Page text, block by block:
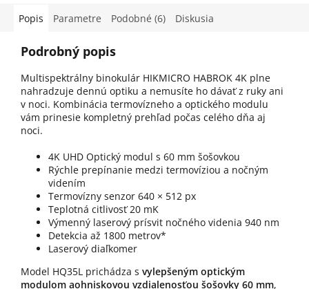
Popis Parametre Podobné (6) Diskusia
Podrobný popis
Multispektrálny binokulár HIKMICRO HABROK 4K plne
nahradzuje dennú optiku a nemusíte ho dávať z ruky ani
v noci. Kombinácia termovízneho a optického modulu
vám prinesie kompletný prehľad počas celého dňa aj
noci.
4K UHD Optický modul s 60 mm šošovkou
Rýchle prepínanie medzi termovíziou a nočným
videním
Termovízny senzor 640 × 512 px
Teplotná citlivosť 20 mK
Výmenný laserový prísvit nočného videnia 940 nm
Detekcia až 1800 metrov*
Laserový diaľkomer
Model HQ35L prichádza s vylepšeným optickým
modulom aohniskovou vzdialenosťou šošovky 60 mm,